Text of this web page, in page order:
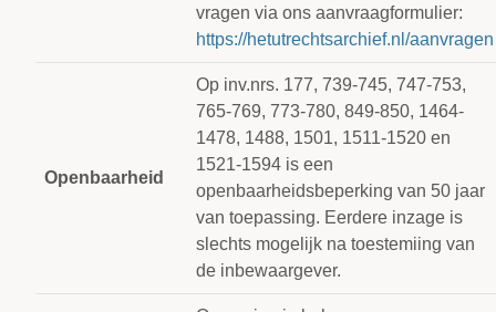
vragen via ons aanvraagformulier:
https://hetutrechtsarchief.nl/aanvragen
Openbaarheid
Op inv.nrs. 177, 739-745, 747-753,
765-769, 773-780, 849-850, 1464-
1478, 1488, 1501, 1511-1520 en
1521-1594 is een
openbaarheidsbeperking van 50 jaar
van toepassing. Eerdere inzage is
slechts mogelijk na toestemiing van
de inbewaargever.